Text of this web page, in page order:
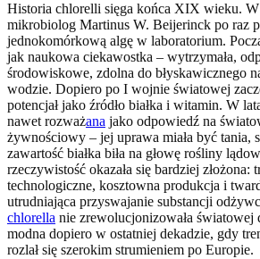
Historia chlorelli sięga końca XIX wieku.
mikrobiolog Martinus W. Beijerinck po raz
jednokomórkową algę w laboratorium.
jak naukowa ciekawostka – wytrzymała,
środowiskowe, zdolna do błyskawicznego
wodzie. Dopiero po I wojnie światowej
potencjał jako źródło białka i witamin. W
nawet rozważana jako odpowiedź na
żywnościowy – jej uprawa miała być tania,
zawartość białka biła na głowę rośliny
rzeczywistość okazała się bardziej złożona:
technologiczne, kosztowna produkcja i
utrudniająca przyswajanie substancji
chlorella nie zrewolucjonizowała światowej
modna dopiero w ostatniej dekadzie, gdy
rozlał się szerokim strumieniem po Europie.